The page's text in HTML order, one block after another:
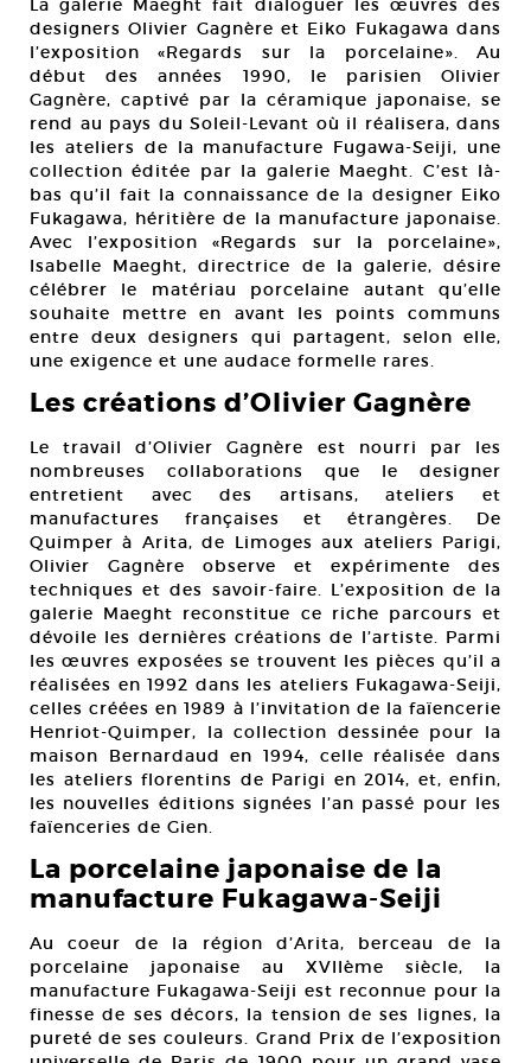
La galerie Maeght fait dialoguer les œuvres des
designers Olivier Gagnère et Eiko Fukagawa dans
l’exposition «Regards sur la porcelaine». Au
début des années 1990, le parisien Olivier
Gagnère, captivé par la céramique japonaise, se
rend au pays du Soleil-Levant où il réalisera, dans
les ateliers de la manufacture Fugawa-Seiji, une
collection éditée par la galerie Maeght. C’est là-
bas qu’il fait la connaissance de la designer Eiko
Fukagawa, héritière de la manufacture japonaise.
Avec l’exposition «Regards sur la porcelaine»,
Isabelle Maeght, directrice de la galerie, désire
célébrer le matériau porcelaine autant qu’elle
souhaite mettre en avant les points communs
entre deux designers qui partagent, selon elle,
une exigence et une audace formelle rares.
Les créations d’Olivier Gagnère
Le travail d’Olivier Gagnère est nourri par les
nombreuses collaborations que le designer
entretient avec des artisans, ateliers et
manufactures françaises et étrangères. De
Quimper à Arita, de Limoges aux ateliers Parigi,
Olivier Gagnère observe et expérimente des
techniques et des savoir-faire. L’exposition de la
galerie Maeght reconstitue ce riche parcours et
dévoile les dernières créations de l’artiste. Parmi
les œuvres exposées se trouvent les pièces qu’il a
réalisées en 1992 dans les ateliers Fukagawa-Seiji,
celles créées en 1989 à l’invitation de la faïencerie
Henriot-Quimper, la collection dessinée pour la
maison Bernardaud en 1994, celle réalisée dans
les ateliers florentins de Parigi en 2014, et, enfin,
les nouvelles éditions signées l’an passé pour les
faïenceries de Gien.
La porcelaine japonaise de la
manufacture Fukagawa-Seiji
Au coeur de la région d’Arita, berceau de la
porcelaine japonaise au XVIIème siècle, la
manufacture Fukagawa-Seiji est reconnue pour la
finesse de ses décors, la tension de ses lignes, la
pureté de ses couleurs. Grand Prix de l’exposition